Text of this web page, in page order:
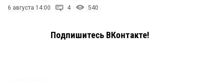
6 августа 14:00 4 540
Подпишитесь ВКонтакте!